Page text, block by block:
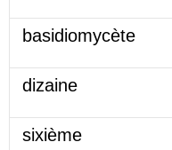
basidiomycète
dizaine
sixième